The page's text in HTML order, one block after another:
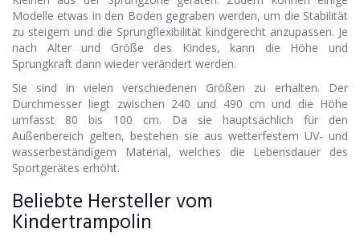
Modelle etwas in den Boden gegraben werden, um die Stabilität
zu steigern und die Sprungflexibilität kindgerecht anzupassen. Je
nach Alter und Größe des Kindes, kann die Höhe und
Sprungkraft dann wieder verändert werden.
Sie sind in vielen verschiedenen Größen zu erhalten. Der
Durchmesser liegt zwischen 240 und 490 cm und die Höhe
umfasst 80 bis 100 cm. Da sie hauptsächlich für den
Außenbereich gelten, bestehen sie aus wetterfestem UV- und
wasserbeständigem Material, welches die Lebensdauer des
Sportgerätes erhöht.
Beliebte Hersteller vom
Kindertrampolin